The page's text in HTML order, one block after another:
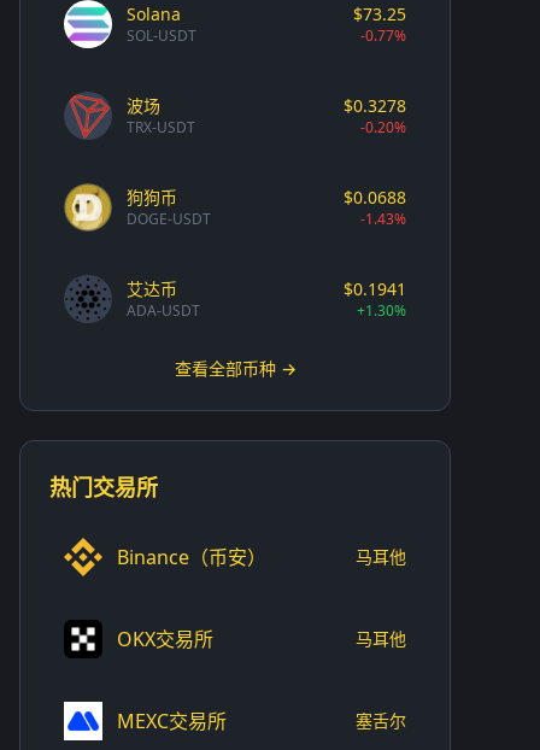
Solana
SOL-USDT
$73.25
-0.77%
波场
TRX-USDT
$0.3278
-0.20%
狗狗币
DOGE-USDT
$0.0688
-1.43%
艾达币
ADA-USDT
$0.1941
+1.30%
查看全部币种 →
热门交易所
Binance（币安） 马耳他
OKX交易所 马耳他
MEXC交易所 塞舌尔